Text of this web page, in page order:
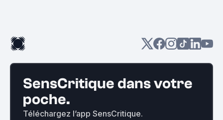
SensCritique dans votre
poche.
Téléchargez l’app SensCritique.